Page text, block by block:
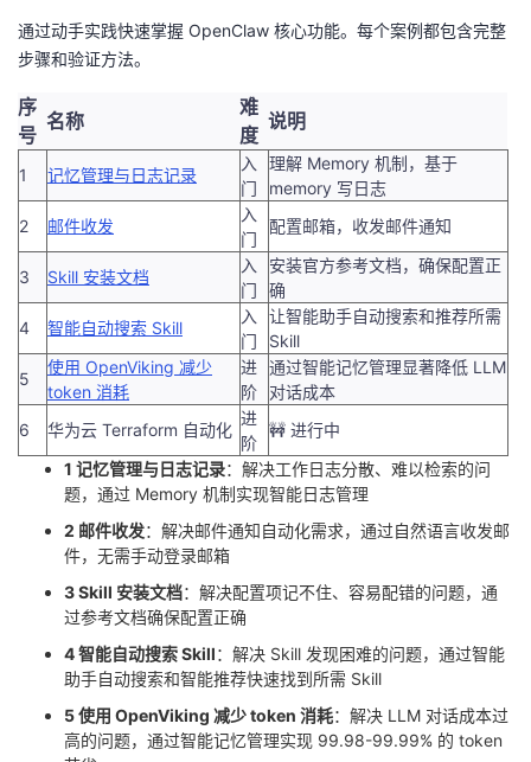
通过动手实践快速掌握 OpenClaw 核心功能。每个案例都包含完整
步骤和验证方法。
序
号
名称
难
度
说明
1 记忆管理与日志记录
入
门
理解 Memory 机制，基于
memory 写日志
2
邮件收发
入
门
配置邮箱，收发邮件通知
3 Skill 安装文档
入
门
安装官方参考文档，确保配置正
确
4
智能自动搜索 Skill
入
门
让智能助手自动搜索和推荐所需
Skill
5
使用 OpenViking 减少
token 消耗
进
阶
通过智能记忆管理显著降低 LLM
对话成本
6
华为云 Terraform 自动化
进
阶
🚧 进行中
1 记忆管理与日志记录：解决工作日志分散、难以检索的问
题，通过 Memory 机制实现智能日志管理
2 邮件收发：解决邮件通知自动化需求，通过自然语言收发邮
件，无需手动登录邮箱
3 Skill 安装文档：解决配置项记不住、容易配错的问题，通
过参考文档确保配置正确
4 智能自动搜索 Skill：解决 Skill 发现困难的问题，通过智能
助手自动搜索和智能推荐快速找到所需 Skill
5 使用 OpenViking 减少 token 消耗：解决 LLM 对话成本过
高的问题，通过智能记忆管理实现 99.98-99.99% 的 token